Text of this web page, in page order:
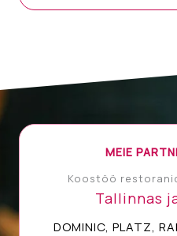
MEIE
Koostöö
Tallinnas
DOMINIC, PLATZ,